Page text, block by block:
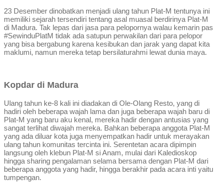
23 Desember dinobatkan menjadi ulang tahun Plat-M tentunya ini
memiliki sejarah tersendiri tentang asal muasal berdirinya Plat-M
di Madura. Tak lepas dari jasa para pelopornya walau kemarin pas
#SewinduPlatM tidak ada satupun perwakilan dari para pelopor
yang bisa bergabung karena kesibukan dan jarak yang dapat kita
maklumi, namun mereka tetap bersilaturahmi lewat dunia maya.
Kopdar di Madura
Ulang tahun ke-8 kali ini diadakan di Ole-Olang Resto, yang di
hadiri oleh beberapa wajah lama dan juga beberapa wajah baru di
Plat-M yang baru aku kenal, mereka hadir dengan antusias yang
sangat terlihat diwajah mereka. Bahkan beberapa anggota Plat-M
yang ada diluar kota juga menyempatkan hadir untuk merayakan
ulang tahun komunitas tercinta ini. Serentetan acara dipimpin
langsung oleh klebun Plat-M si Anam, mulai dari Kaledioskop
hingga sharing pengalaman selama bersama dengan Plat-M dari
beberapa anggota yang hadir, hingga berakhir pada acara inti yaitu
tumpengan.